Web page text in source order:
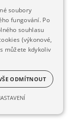
soubory
fungování. Po
souhlasu
(výkonové,
můžete kdykoliv
ODMÍTNOUT